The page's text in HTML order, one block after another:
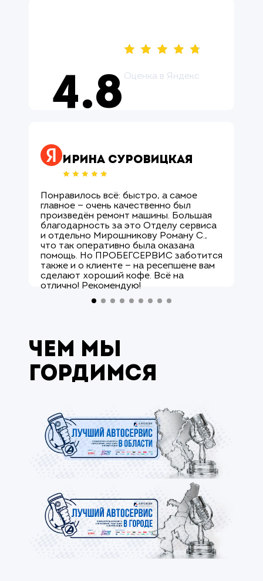
4.8 Оценка в Яндекс
Ирина Суровицкая
Понравилось всё: быстро, а самое
главное — очень качественно был
произведён ремонт машины. Большая
благодарность за это Отделу сервиса
и отдельно Мирошникову Роману С.,
что так оперативно была оказана
помощь. Но ПРОБЕГСЕРВИС заботится
также и о клиенте — на ресепшене вам
сделают хороший кофе. Всё на
отлично! Рекомендую!
Чем мы
гордимся